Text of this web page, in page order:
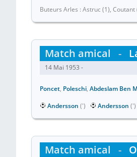
Buteurs Arles : Astruc (1), Coutant
Match amical -
14 Mai 1953 -
Poncet, Poleschi, Abdeslam Ben
Andersson (') Andersson (')
Match amical -